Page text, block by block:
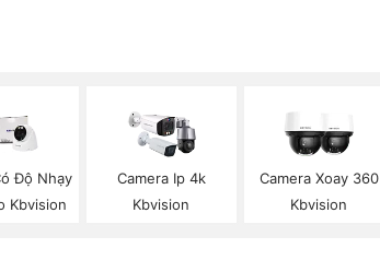
Độ Nhạy
Kbvision
Camera Ip 4k
Kbvision
Camera Xoay 360
Kbvision